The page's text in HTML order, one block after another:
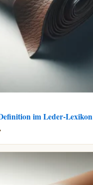
im Leder-Lexikon